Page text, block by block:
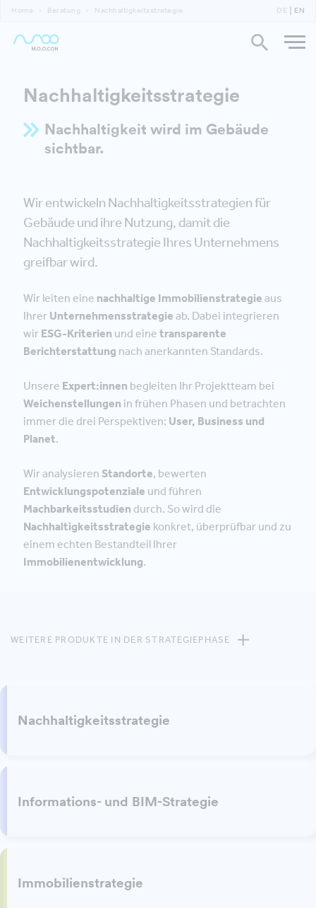
Home Beratung Nachhaltigkeitsstrategie DE EN
Nachhaltigkeitsstrategie
Nachhaltigkeit wird im Gebäude
sichtbar.
Wir entwickeln Nachhaltigkeitsstrategien für
Gebäude und ihre Nutzung, damit die
Nachhaltigkeitsstrategie Ihres Unternehmens
greifbar wird.
Wir leiten eine nachhaltige Immobilienstrategie aus
Ihrer Unternehmensstrategie ab. Dabei integrieren
wir ESG-Kriterien und eine transparente
Berichterstattung nach anerkannten Standards.
Unsere Expert:innen begleiten Ihr Projektteam bei
Weichenstellungen in frühen Phasen und betrachten
immer die drei Perspektiven: User, Business und
Planet.
Wir analysieren Standorte, bewerten
Entwicklungspotenziale und führen
Machbarkeitsstudien durch. So wird die
Nachhaltigkeitsstrategie konkret, überprüfbar und zu
einem echten Bestandteil Ihrer
Immobilienentwicklung.
WEITERE PRODUKTE IN DER STRATEGIEPHASE
Nachhaltigkeitsstrategie
Informations- und BIM-Strategie
Immobilienstrategie